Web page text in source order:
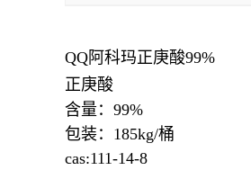
QQ阿科玛正庚酸99%
正庚酸
含量：99%
包装：185kg/桶
cas:111-14-8